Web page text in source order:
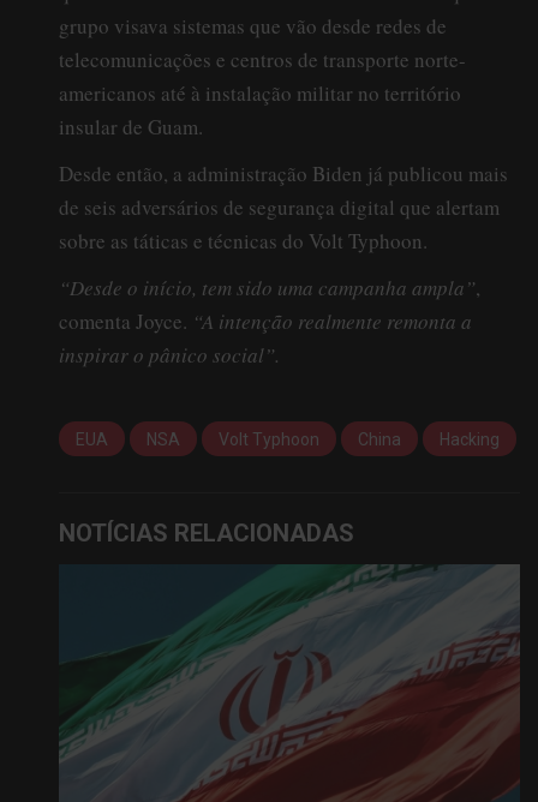
grupo visava sistemas que vão desde redes de
telecomunicações e centros de transporte norte-
americanos até à instalação militar no território
insular de Guam.
Desde então, a administração Biden já publicou mais
de seis adversários de segurança digital que alertam
sobre as táticas e técnicas do Volt Typhoon.
“Desde o início, tem sido uma campanha ampla”,
comenta Joyce. “A intenção realmente remonta a
inspirar o pânico social”.
EUA NSA Volt Typhoon China Hacking
NOTÍCIAS RELACIONADAS